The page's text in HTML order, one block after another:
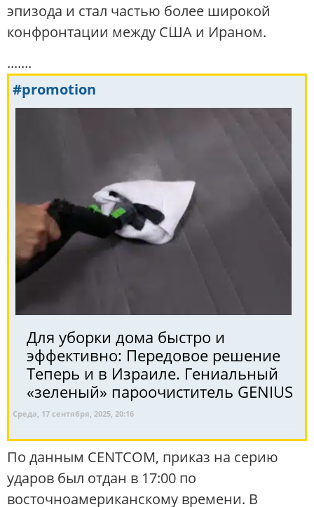
эпизода и стал частью более широкой
конфронтации между США и Ираном.
.......
#promotion
Для уборки дома быстро и
эффективно: Передовое решение
Теперь и в Израиле. Гениальный
«зеленый» пароочиститель GENIUS
Среда, 17 сентября, 2025, 20:16
По данным CENTCOM, приказ на серию
ударов был отдан в 17:00 по
восточноамериканскому времени. В